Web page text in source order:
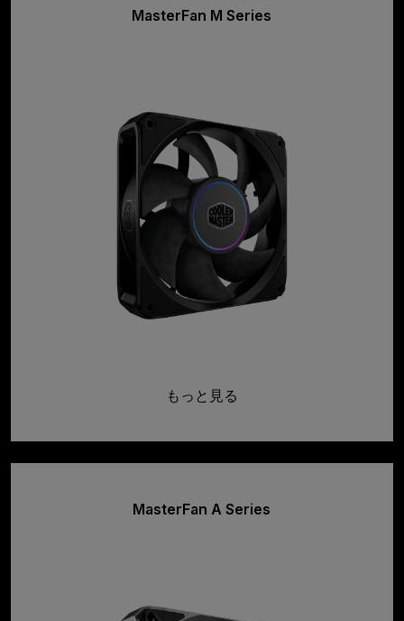
MasterFan M Series
もっと見る
MasterFan A Series